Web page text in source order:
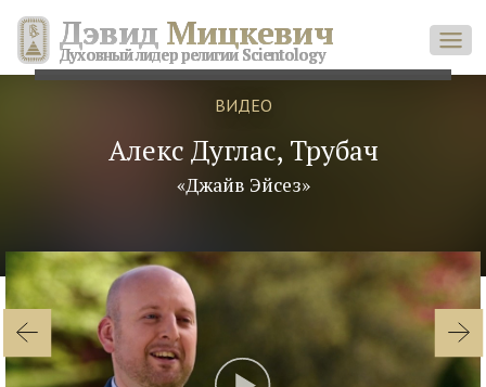
Дэвид Мицкевич
Духовный лидер религии Scientology
ВИДЕО
Алекс Дуглас, Трубач
«Джайв Эйсез»